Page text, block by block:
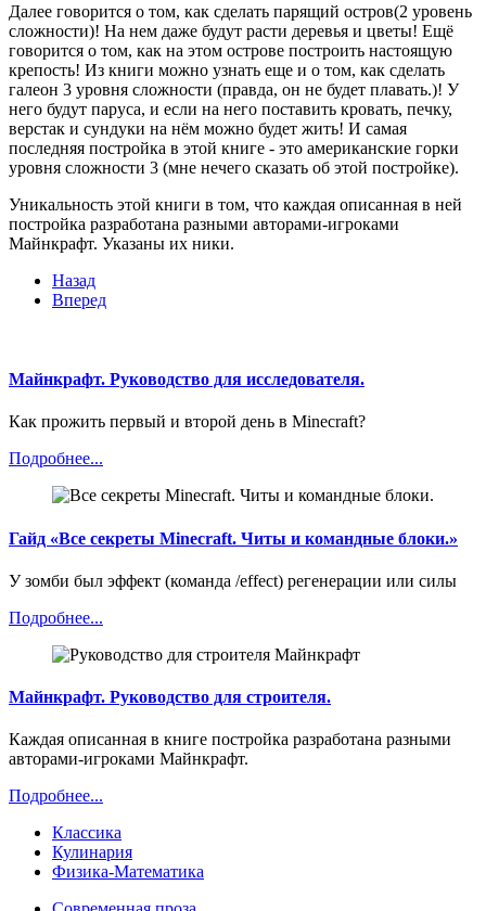
Далее говорится о том, как сделать парящий остров(2 уровень
сложности)! На нем даже будут расти деревья и цветы! Ещё
говорится о том, как на этом острове построить настоящую
крепость! Из книги можно узнать еще и о том, как сделать
галеон 3 уровня сложности (правда, он не будет плавать.)! У
него будут паруса, и если на него поставить кровать, печку,
верстак и сундуки на нём можно будет жить! И самая
последняя постройка в этой книге - это американские горки
уровня сложности 3 (мне нечего сказать об этой постройке).
Уникальность этой книги в том, что каждая описанная в ней
постройка разработана разными авторами-игроками
Майнкрафт. Указаны их ники.
Назад
Вперед
Майнкрафт. Руководство для исследователя.
Как прожить первый и второй день в Minecraft?
Подробнее...
Гайд «Все секреты Minecraft. Читы и командные блоки.»
У зомби был эффект (команда /effect) регенерации или силы
Подробнее...
Майнкрафт. Руководство для строителя.
Каждая описанная в книге постройка разработана разными
авторами-игроками Майнкрафт.
Подробнее...
Классика
Кулинария
Физика-Математика